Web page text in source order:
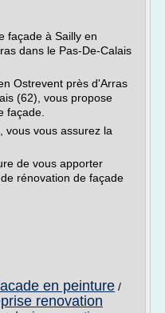
façade à Sailly en
dans le Pas-De-Calais
Ostrevent près d'Arras
(62), vous propose
façade.
vous vous assurez la
de vous apporter
rénovation de façade
en peinture /
renovation